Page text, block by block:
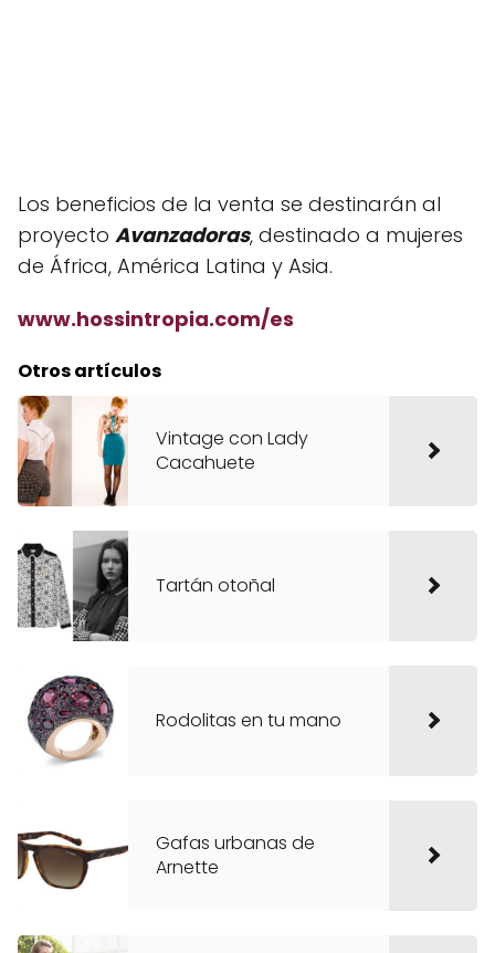
Los beneficios de la venta se destinarán al
proyecto Avanzadoras, destinado a mujeres
de África, América Latina y Asia.
www.hossintropia.com/es
Otros artículos
Vintage con Lady
Cacahuete
Tartán otoñal
Rodolitas en tu mano
Gafas urbanas de
Arnette